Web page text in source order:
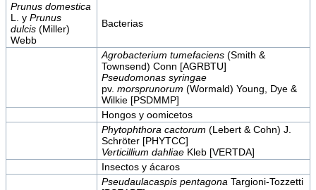
Prunus domestica
L. y Prunus
dulcis(Miller)
Webb
Bacterias
Agrobacterium tumefaciens(Smith &
Townsend) Conn [AGRBTU]
Pseudomonas syringae
pv. morsprunorum (Wormald) Young, Dye &
Wilkie [PSDMMP]
Hongos y oomicetos
Phytophthora cactorum (Lebert & Cohn) J.
Schröter [PHYTCC]
Verticillium dahliaeKleb [VERTDA]
Insectos y ácaros
Pseudaulacaspis pentagona Targioni-Tozzetti